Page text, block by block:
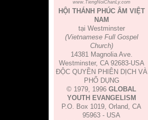
www.TiengNoiChanLy.com
HỘI THÁNH PHÚC ÂM VIỆT
NAM
tại Westminster
(Vietnamese Full Gospel
Church)
14381 Magnolia Ave.
Westminster, CA 92683-USA
ĐỘC QUYỀN PHIÊN DỊCH VÀ
PHỔ DỤNG
© 1979, 1996 GLOBAL
YOUTH EVANGELISM
P.O. Box 1019, Orland, CA
95963 - USA